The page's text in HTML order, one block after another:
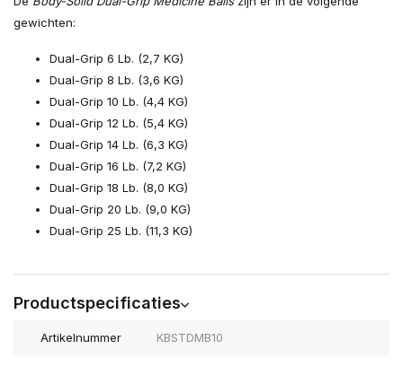
gewichten:
Dual-Grip 6 Lb. (2,7 KG)
Dual-Grip 8 Lb. (3,6 KG)
Dual-Grip 10 Lb. (4,4 KG)
Dual-Grip 12 Lb. (5,4 KG)
Dual-Grip 14 Lb. (6,3 KG)
Dual-Grip 16 Lb. (7,2 KG)
Dual-Grip 18 Lb. (8,0 KG)
Dual-Grip 20 Lb. (9,0 KG)
Dual-Grip 25 Lb. (11,3 KG)
Productspecificaties
Artikelnummer KBSTDMB10